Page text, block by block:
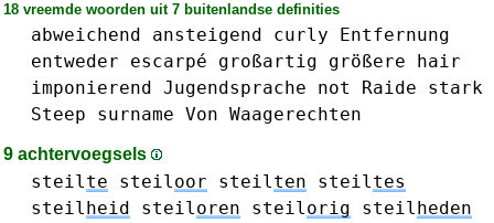
18 vreemde woorden uit 7 buitenlandse definities
abweichend ansteigend curly
Entfernung
entweder
escarpé großartig größere
hair
imponierend Jugendsprache not Raide
stark
Steep
surname Von Waagerechten
9 achtervoegsels
steilte steiloor steilten steiltes
steilheid steiloren steilorig steilheden